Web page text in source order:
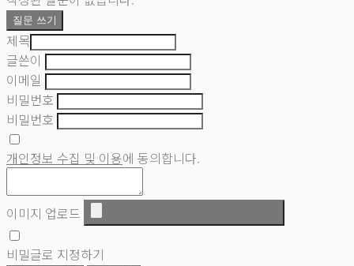
질문 쓰기
제목
글쓴이
이메일
비밀번호
비밀번호
개인정보 수집 및 이용에 동의합니다.
이미지 업로드
비밀글로 지정하기